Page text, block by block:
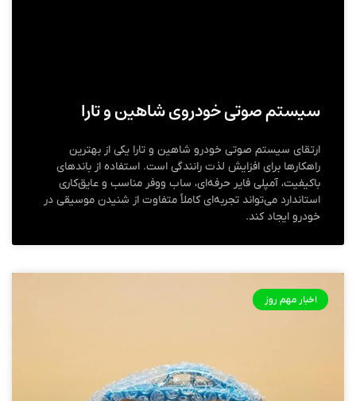
سیستم صوتی خودروی شاهین و تارا
ارتقای سیستم صوتی خودرو شاهین و تارا یکی از بهترین
راهکارها برای افزایش لذت رانندگی است. استفاده از باندهای
باکیفیت، آمپلی فایر حرفه‌ای، ساب ووفر مناسب و عایق‌کاری
استاندارد می‌تواند تجربه‌ای کاملاً متفاوت از شنیدن موسیقی در
خودرو ایجاد کند.
اخبار مهم روز